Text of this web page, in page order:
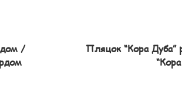
/
Пляцок “Кора